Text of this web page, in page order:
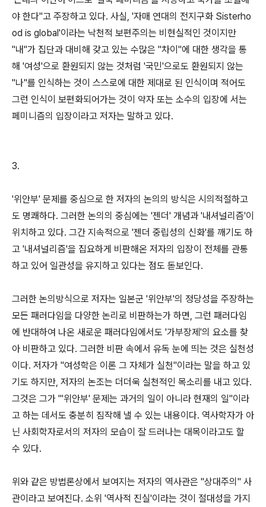
야 한다"고 주장하고 있다. 사실, '자매 연대의 전지구화 Sisterho
od is global'이라는 낙천적 보편주의는 비현실적인 것이지만
"내"가 집단과 대비해 갖고 있는 수많은 "차이"에 대한 생각을 통
해 '여성'으로 환원되지 않는 것처럼 '국민'으로도 환원되지 않는
"나"를 인식하는 것이 스스로에 대한 제대로 된 인식이며 적어도
그런 인식이 보편화되어가는 것이 약자 또는 소수의 입장에 서는
페미니즘의 입장이라고 저자는 말하고 있다.
3.
'위안부' 문제를 중심으로 한 저자의 논의의 방식은 시의적절하고
도 명쾌하다. 그러한 논의의 중심에는 '젠더' 개념과 '내셔널리즘'이
위치하고 있다. 그간 지속적으로 '젠더 중립성의 신화'를 깨기도 하
고 '내셔널리즘'을 집요하게 비판해온 저자의 입장이 전체를 관통
하고 있어 일관성을 유지하고 있다는 점도 돋보인다.
그러한 논의방식으로 저자는 일본군 '위안부'의 정당성을 주장하는
모든 패러다임을 다양한 논리로 비판하는가 하면, 그런 패러다임
에 반대하여 나온 새로운 패러다임에서도 '가부장제'의 요소를 찾
아 비판하고 있다. 그러한 비판 속에서 유독 눈에 띄는 것은 실천성
이다. 저자가 "여성학은 이론 그 자체가 실천"이라는 말을 하고 있
기도 하지만, 저자의 논조는 더더욱 실천적인 목소리를 내고 있다.
그것은 그가 "'위안부' 문제는 과거의 일이 아니라 현재의 일"이라
고 하는 데서도 충분히 짐작해 낼 수 있는 내용이다. 역사학자가 아
닌 사회학자로서의 저자의 모습이 잘 드러나는 대목이라고도 할
수 있다.
위와 같은 방법론상에서 보여지는 저자의 역사관은 "상대주의" 사
관이라고 보여진다. 소위 '역사적 진실'이라는 것이 절대성을 가지